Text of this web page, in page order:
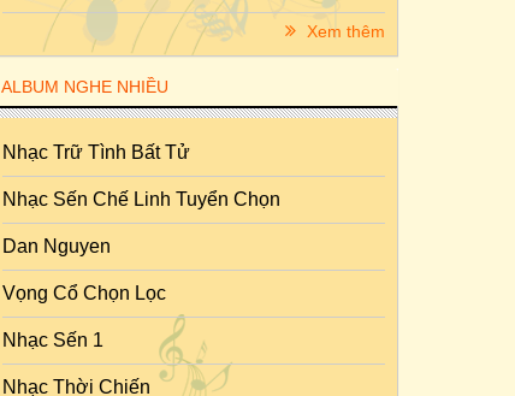
Xem thêm
ALBUM NGHE NHIỀU
Nhạc Trữ Tình Bất Tử
Nhạc Sến Chế Linh Tuyển Chọn
Dan Nguyen
Vọng Cổ Chọn Lọc
Nhạc Sến 1
Nhạc Thời Chiến